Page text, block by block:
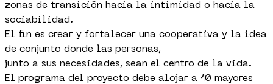
zonas de transición hacia la intimidad o hacia la
sociabilidad.
El fin es crear y fortalecer una cooperativa y la idea
de conjunto donde las personas,
junto a sus necesidades, sean el centro de la vida.
El programa del proyecto debe alojar a 10 mayores